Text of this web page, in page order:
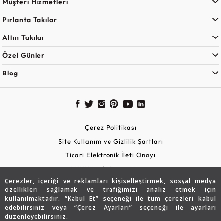
Çerezler, içeriği ve reklamları kişiselleştirmek, sosyal medya
özellikleri sağlamak ve trafiğimizi analiz etmek için
kullanılmaktadır. “Kabul Et” seçeneği ile tüm çerezleri kabul
edebilirsiniz veya “Çerez Ayarları” seçeneği ile ayarları
düzenleyebilirsiniz.
Pırlanta Takılar
Altın Takılar
Özel Günler
Blog
Çerez Politikası
Site Kullanım ve Gizlilik Şartları
Ticari Elektronik İleti Onayı
KVKK Aydınlatma Metni
Güvenli Alışveriş